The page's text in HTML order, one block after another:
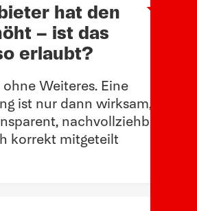
hat den
– ist das
erlaubt?
Arow
Weiteres. Eine
ist nur dann wirksam,
nachvollziehbar
korrekt mitgeteilt